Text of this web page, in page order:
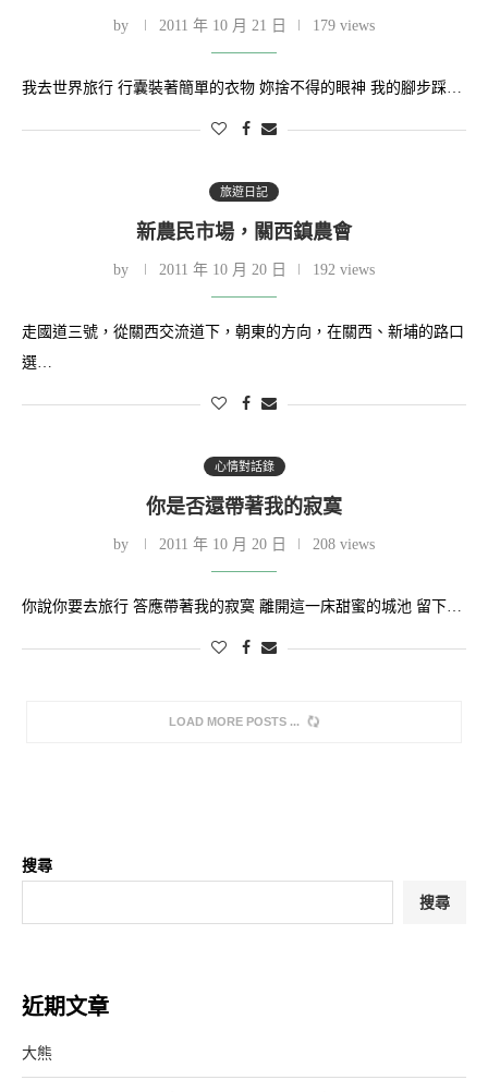
by 2011 年 10 月 21 日 179 views
我去世界旅行 行囊裝著簡單的衣物 妳捨不得的眼神 我的腳步踩…
旅遊日記
新農民市場，關西鎮農會
by 2011 年 10 月 20 日 192 views
走國道三號，從關西交流道下，朝東的方向，在關西、新埔的路口
選…
心情對話錄
你是否還帶著我的寂寞
by 2011 年 10 月 20 日 208 views
你說你要去旅行 答應帶著我的寂寞 離開這一床甜蜜的城池 留下…
LOAD MORE POSTS
搜尋
搜尋
近期文章
大熊